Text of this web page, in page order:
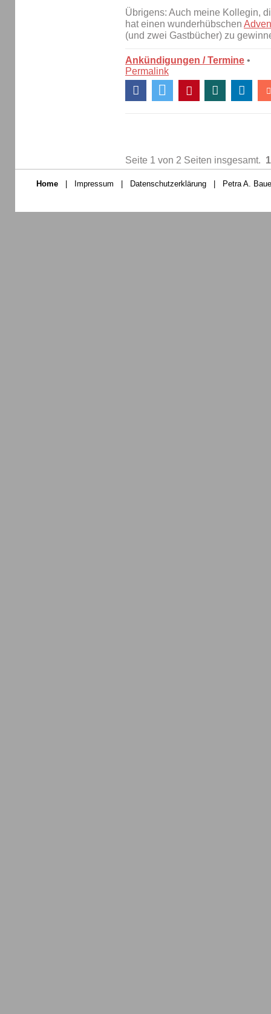
Übrigens: Auch meine Kollegin,
hat einen wunderhübschen
(und zwei Gastbücher) zu
Ankündigungen / Termine •
Permalink
Seite 1 von 2 Seiten insgesamt. 1
Home Impressum Datenschutzerklärung Petra A.